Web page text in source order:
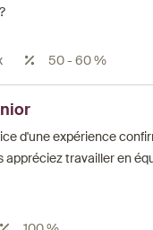
50 - 60 %
d'une expérience
appréciez travailler en